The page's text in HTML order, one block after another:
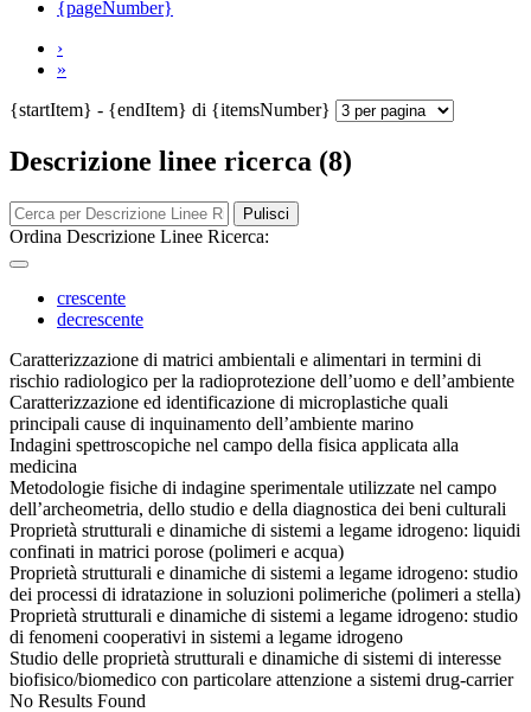
{pageNumber}
›
»
{startItem} - {endItem} di {itemsNumber}
Descrizione linee ricerca (8)
Pulisci
Ordina Descrizione Linee Ricerca:
crescente
decrescente
Caratterizzazione di matrici ambientali e alimentari in termini di
rischio radiologico per la radioprotezione dell’uomo e dell’ambiente
Caratterizzazione ed identificazione di microplastiche quali
principali cause di inquinamento dell’ambiente marino
Indagini spettroscopiche nel campo della fisica applicata alla
medicina
Metodologie fisiche di indagine sperimentale utilizzate nel campo
dell’archeometria, dello studio e della diagnostica dei beni culturali
Proprietà strutturali e dinamiche di sistemi a legame idrogeno: liquidi
confinati in matrici porose (polimeri e acqua)
Proprietà strutturali e dinamiche di sistemi a legame idrogeno: studio
dei processi di idratazione in soluzioni polimeriche (polimeri a stella)
Proprietà strutturali e dinamiche di sistemi a legame idrogeno: studio
di fenomeni cooperativi in sistemi a legame idrogeno
Studio delle proprietà strutturali e dinamiche di sistemi di interesse
biofisico/biomedico con particolare attenzione a sistemi drug-carrier
No Results Found